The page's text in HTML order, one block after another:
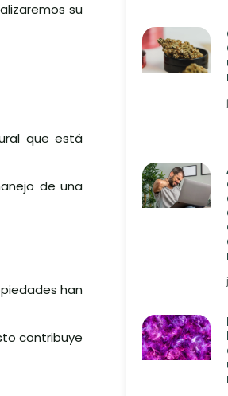
su
que está
de una
han
contribuye